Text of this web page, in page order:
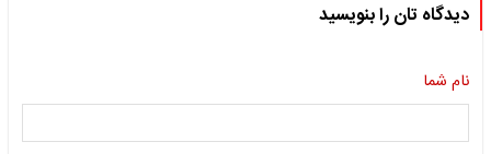
دیدگاه تان را بنویسید
نام شما